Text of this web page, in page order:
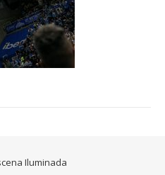
Iluminada